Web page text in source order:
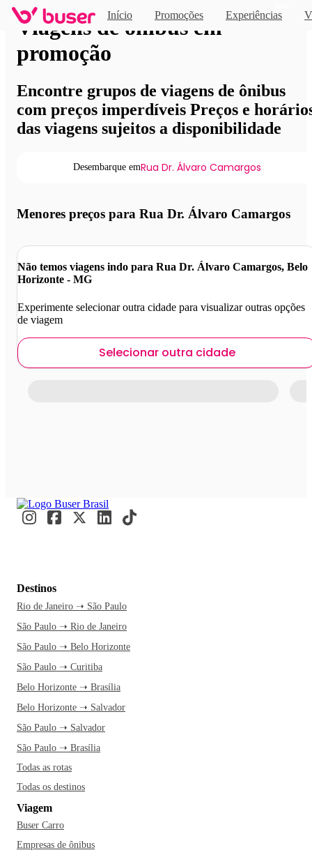
Início Promoções Experiências
Viagens de ônibus em
promoção
Encontre grupos de viagens de ônibus
com preços imperdíveis Preços e
das viagens sujeitos a disponibilidade
Desembarque emRua Dr. Álvaro Camargos
Menores preços para Rua Dr. Álvaro Camargos
Não temos viagens indo para Rua Dr. Álvaro Camargos, Belo
Horizonte - MG
Experimente selecionar outra cidade para visualizar outras opções
de viagem
Selecionar outra cidade
Destinos
Rio de Janeiro ➝ São Paulo
São Paulo ➝ Rio de Janeiro
São Paulo ➝ Belo Horizonte
São Paulo ➝ Curitiba
Belo Horizonte ➝ Brasília
Belo Horizonte ➝ Salvador
São Paulo ➝ Salvador
São Paulo ➝ Brasília
Todas as rotas
Todas os destinos
Viagem
Buser Carro
Empresas de ônibus